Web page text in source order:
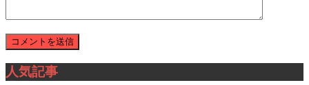
人気記事